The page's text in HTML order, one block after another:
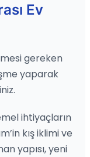
Ev
gereken
yaparak
ihtiyaçların
kış iklimi ve
yapısı, yeni